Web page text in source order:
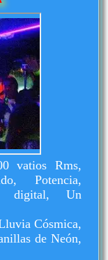
vatios Rms,
Potencia,
digital, Un
Cósmica,
de Neón,